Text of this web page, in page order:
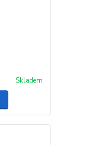
Skladem